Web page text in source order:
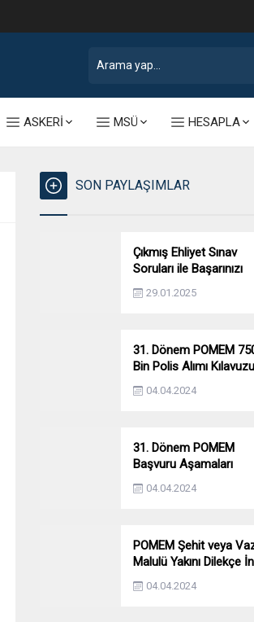
ASKERİ MSÜ HESAPLA
SON PAYLAŞIMLAR
Çıkmış Ehliyet Sınav
Soruları ile Başarınızı
Artırın!
29.01.2025
31. Dönem POMEM
Bin Polis Alımı
Başvuru Ekranı
04.04.2024
31. Dönem POMEM
Başvuru Aşamaları
Nelerdir? Ön Sağlık –
Parkur – Mülakat
04.04.2024
POMEM Şehit veya
Malulü Yakını Dilekçe
04.04.2024